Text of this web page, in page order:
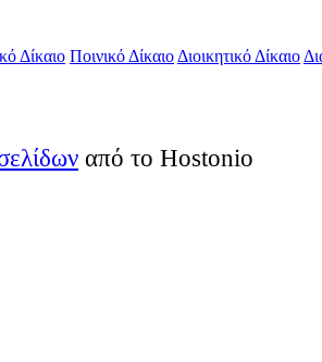
Δίκαιο Ποινικό Δίκαιο Διοικητικό Δίκαιο
από το Hostonio